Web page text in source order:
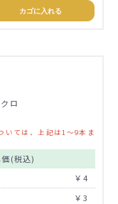
カゴに入れる
ロ
ては、上記は1～9本ま
(税込)
￥4
￥3